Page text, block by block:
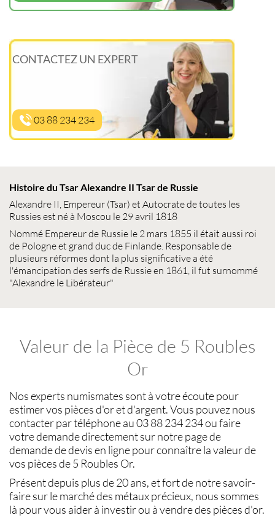
CONTACTEZ UN EXPERT
03 88 234 234
Histoire du Tsar Alexandre II Tsar de Russie
Alexandre II, Empereur (Tsar) et Autocrate de toutes les
Russies est né à Moscou le 29 avril 1818
Nommé Empereur de Russie le 2 mars 1855 il était aussi roi
de Pologne et grand duc de Finlande. Responsable de
plusieurs réformes dont la plus significative a été
l'émancipation des serfs de Russie en 1861, il fut surnommé
"Alexandre le Libérateur"
Valeur de la Pièce de 5 Roubles
Or
Nos experts numismates sont à votre écoute pour
estimer vos pièces d'or et d'argent. Vous pouvez nous
contacter par téléphone au 03 88 234 234 ou faire
votre demande directement sur notre page de
demande de devis en ligne pour connaître lavaleur de
vos pièces de 5 Roubles Or.
Présent depuis plus de 20 ans, et fort de notre savoir-
faire sur lemarché des métaux précieux, nous sommes
là pour vous aider à investir ou àvendre des pièces d'or.